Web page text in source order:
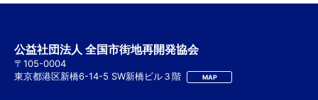
公益社団法人 全国市街地再開発協会
〒105-0004
東京都港区新橋6-14-5 SW新橋ビル３階
MAP